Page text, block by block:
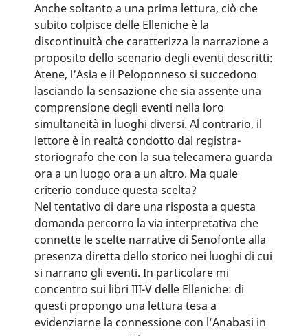
Anche soltanto a una prima lettura, ciò che
subito colpisce delle Elleniche è la
discontinuità che caratterizza la narrazione a
proposito dello scenario degli eventi descritti:
Atene, l’Asia e il Peloponneso si succedono
lasciando la sensazione che sia assente una
comprensione degli eventi nella loro
simultaneità in luoghi diversi. Al contrario, il
lettore è in realtà condotto dal registra-
storiografo che con la sua telecamera guarda
ora a un luogo ora a un altro. Ma quale
criterio conduce questa scelta?
Nel tentativo di dare una risposta a questa
domanda percorro la via interpretativa che
connette le scelte narrative di Senofonte alla
presenza diretta dello storico nei luoghi di cui
si narrano gli eventi. In particolare mi
concentro sui libri III-V delle Elleniche: di
questi propongo una lettura tesa a
evidenziarne la connessione con l’Anabasi in